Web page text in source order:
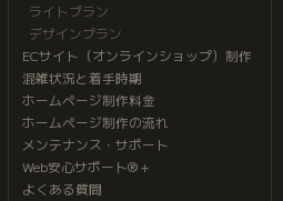
ライトプラン
デザインプラン
ECサイト（オンラインショップ）制作
混雑状況と着手時期
ホームページ制作料金
ホームページ制作の流れ
メンテナンス・サポート
Web安心サポート®＋
よくある質問